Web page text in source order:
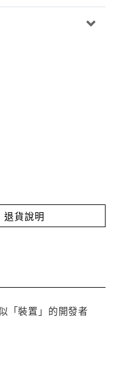
退貨說明
「裝置」的開發者